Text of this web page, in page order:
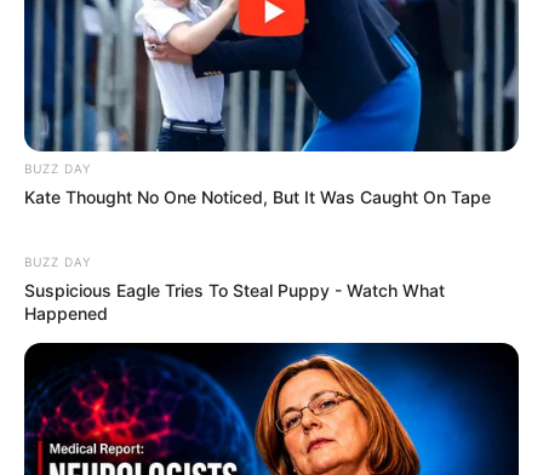
drenado e enriquecido com matéria orgânica.
Sua duração é de, aproximadamente, um ano
e ela suporta bem o frio.
Hortelã: precisa de sol, rega constante e um
solo muito rico em nutrientes. É uma planta
que ocupa bastante espaço, por isso, é
separado.
Coentro: gosta muito da luz solar e precisa
sempre do solo úmido, mas não encharcado.
Se desenvolve melhor em ambientes nos
quais a temperatura fique na faixa de 25ºC a
28ºC.
BUZZ DAY
Kate Thought No One Noticed, But It Was Caught On Tape
BUZZ DAY
Suspicious Eagle Tries To Steal Puppy - Watch What
Happened